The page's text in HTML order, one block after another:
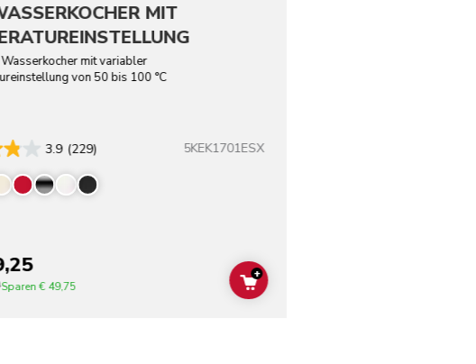
MIT
mit variabler
von 50 bis 100 °C
3.9 (229) 5KEK1701ESX
Sparen€ 49,75 ADD TO CART
+